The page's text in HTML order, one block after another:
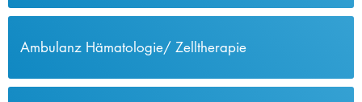
Ambulanz Hämatologie/ Zelltherapie